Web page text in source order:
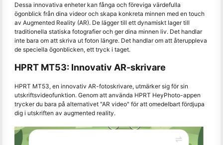
Dessa innovativa enheter kan fånga och föreviga värdefulla
ögonblick från dina videor och skapa konkreta minnen med en touch
av Augmented Reality (AR). De lägger till ett dynamiskt lager till
traditionella statiska fotografier och ger dina minnen liv. Det handlar
inte bara om att skriva ut foton längre. Det handlar om att återuppleva
de speciella ögonblicken, ett tryck i taget.
HPRT MT53: Innovativ AR-skrivare
HPRT MT53, en innovativ AR-fotoskrivare, utmärker sig för sin
utskriftsvideofunktion. Genom att använda HPRT HeyPhoto-appen
trycker du bara på alternativet "AR video" för att omedelbart fördjupa
dig i utskriften av augmented reality.